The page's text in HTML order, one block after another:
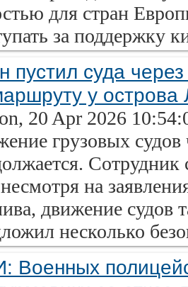
для стран
за поддержку
пустил суда
у
20 Apr 2026
грузовых
Сотрудник
на
движение судов
несколько
Военных